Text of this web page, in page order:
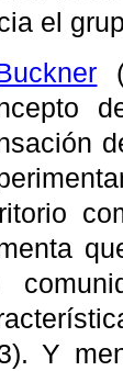
el
Y